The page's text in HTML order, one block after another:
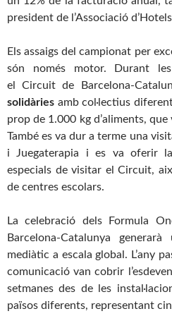
president de l’Associació
Els assaigs del campionat per
són només motor. Durant
elCircuit de Barcelona-
solidàries amb col·lectius
prop de 1.000 kg d’aliments,
També es va dur a terme una
i Juegaterapia i es va oferir
especials de visitar elCircuit,
de centres escolars.
La celebració dels Formula
Barcelona-Catalunya
mediàtic a escala global. L’any
comunicació van cobrir
setmanes des de les
països diferents, representant